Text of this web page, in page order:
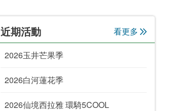
近期活動 看更多
2026玉井芒果季
2026白河蓮花季
2026仙境西拉雅 環騎5COOL